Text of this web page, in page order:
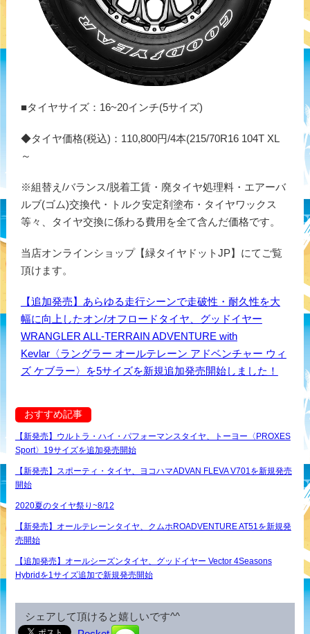
■タイヤサイズ：16~20インチ(5サイズ)
◆タイヤ価格(税込)：110,800円/4本(215/70R16 104T XL
～
※組替え/バランス/脱着工賃・廃タイヤ処理料・エアーバ
ルブ(ゴム)交換代・トルク安定剤塗布・タイヤワックス
等々、タイヤ交換に係わる費用を全て含んだ価格です。
当店オンラインショップ【緑タイヤドットJP】にてご覧
頂けます。
【追加発売】あらゆる走行シーンで走破性・耐久性を大
幅に向上したオン/オフロードタイヤ、グッドイヤー
WRANGLER ALL-TERRAIN ADVENTURE with
Kevlar〈ラングラー オールテレーン アドベンチャー ウィ
ズ ケブラー〉を5サイズを新規追加発売開始しました！
おすすめ記事
【新発売】ウルトラ・ハイ・パフォーマンスタイヤ、トーヨー〈PROXES
Sport〉19サイズを追加発売開始
【新発売】スポーティ・タイヤ、ヨコハマADVAN FLEVA V701を新規発売
開始
2020夏のタイヤ祭り~8/12
【新発売】オールテレーンタイヤ、クムホROADVENTURE AT51を新規発
売開始
【追加発売】オールシーズンタイヤ、グッドイヤー Vector 4Seasons
Hybridを1サイズ追加で新規発売開始
シェアして頂けると嬉しいです^^